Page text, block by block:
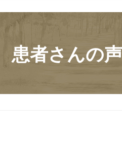
患者さんの声